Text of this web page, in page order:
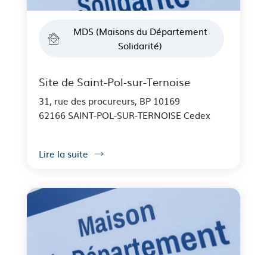
MDS (Maisons du Département
Solidarité)
Site de Saint-Pol-sur-Ternoise
31, rue des procureurs, BP 10169
62166 SAINT-POL-SUR-TERNOISE Cedex
Lire la suite